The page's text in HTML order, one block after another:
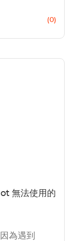
(0)
無法使用的
為遇到